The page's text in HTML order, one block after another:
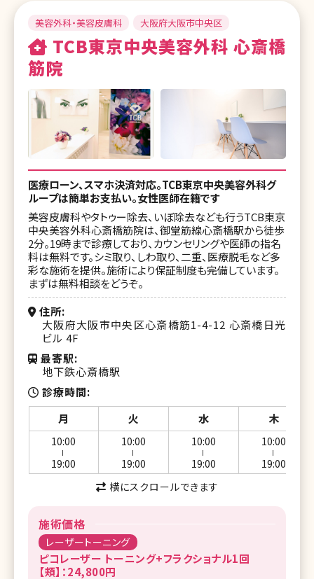
美容外科・美容皮膚科 大阪府大阪市中央区
TCB東京中央美容外科 心斎橋
筋院
医療ローン、スマホ決済対応。TCB東京中央美容外科グ
ループは簡単お支払い。女性医師在籍です
美容皮膚科やタトゥー除去、いぼ除去なども行うTCB東京
中央美容外科心斎橋筋院は、御堂筋線心斎橋駅から徒歩
2分。19時まで診療しており、カウンセリングや医師の指名
料は無料です。シミ取り、しわ取り、二重、医療脱毛など多
彩な施術を提供。施術により保証制度も完備しています。
まずは無料相談をどうぞ。
住所
大阪府大阪市中央区心斎橋筋1-4-12 心斎橋日光
ビル 4F
最寄駅
地下鉄心斎橋駅
診療時間
月
火 水 木
10:00
19:00
10:00
19:00
10:00
19:00
10:00
19:00
横にスクロールできます
施術価格
レーザートーニング
ピコレーザー トーニング+フラクショナル1回
【頰】：24,800円